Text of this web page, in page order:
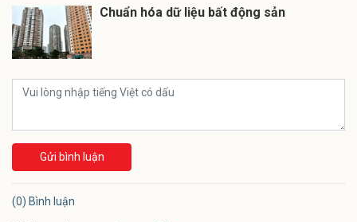
Chuẩn hóa dữ liệu bất động sản
Gửi bình luận
(0) Bình luận